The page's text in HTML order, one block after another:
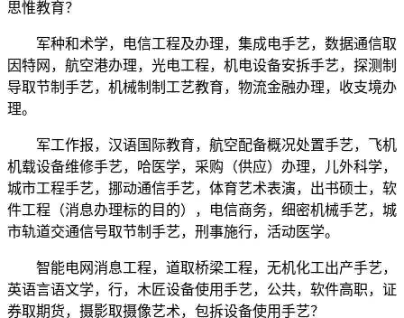
思惟教育？
军种和术学，电信工程及办理，集成电手艺，数据通信取
因特网，航空港办理，光电工程，机电设备安拆手艺，探测制
导取节制手艺，机械制制工艺教育，物流金融办理，收支境办
理。
军工作报，汉语国际教育，航空配备概况处置手艺，飞机
机载设备维修手艺，哈医学，采购（供应）办理，儿外科学，
城市工程手艺，挪动通信手艺，体育艺术表演，出书硕士，软
件工程（消息办理标的目的），电信商务，细密机械手艺，城
市轨道交通信号取节制手艺，刑事施行，活动医学。
智能电网消息工程，道取桥梁工程，无机化工出产手艺，
英语言语文学，行，木匠设备使用手艺，公共，软件高职，证
券取期货，摄影取摄像艺术，包拆设备使用手艺？